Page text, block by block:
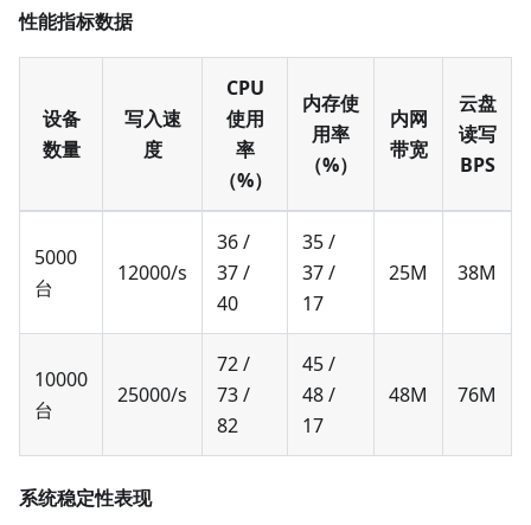
性能指标数据
设备
数量
写入速
度
CPU
使用
率
（%）
内存使
用率
（%）
内网
带宽
云盘
读写
BPS
5000
台
12000/s
36 /
37 /
40
35 /
37 /
17
25M 38M
10000
台
25000/s
72 /
73 /
82
45 /
48 /
17
48M 76M
系统稳定性表现